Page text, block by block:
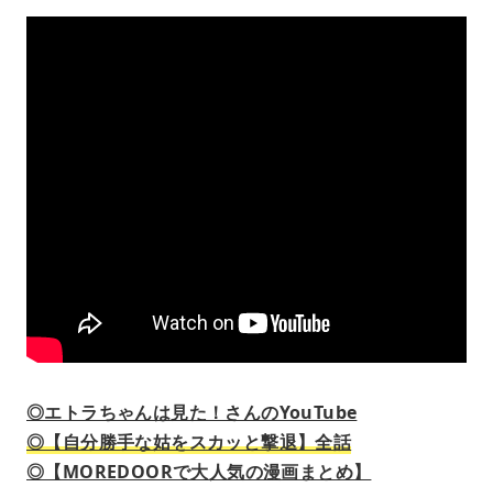
◎エトラちゃんは見た！さんのYouTube
◎【自分勝手な姑をスカッと撃退】全話
◎【MOREDOORで大人気の漫画まとめ】